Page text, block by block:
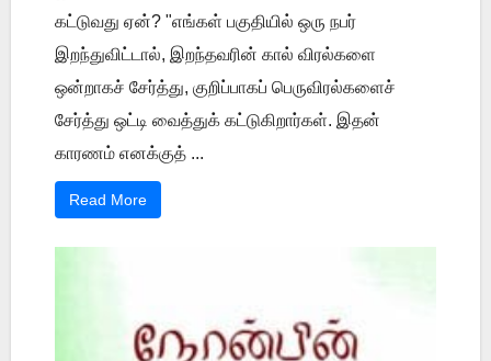
கட்டுவது ஏன்? "எங்கள் பகுதியில் ஒரு நபர்
இறந்துவிட்டால், இறந்தவரின் கால் விரல்களை
ஒன்றாகச் சேர்த்து, குறிப்பாகப் பெருவிரல்களைச்
சேர்த்து ஒட்டி வைத்துக் கட்டுகிறார்கள். இதன்
காரணம் எனக்குத் ...
Read More